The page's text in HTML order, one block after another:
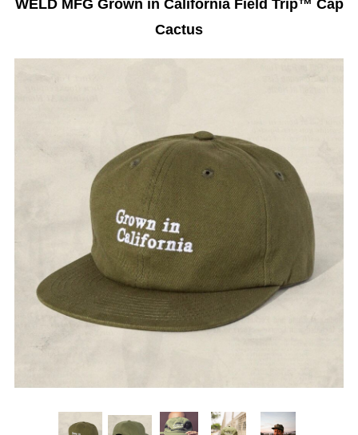
WELD MFG Grown in California Field Trip™️ Cap
Cactus